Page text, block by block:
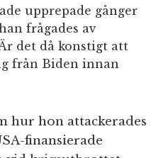
upprepade gånger
frågades av
det då konstigt att
från Biden innan
hur hon attackerades
finansierade